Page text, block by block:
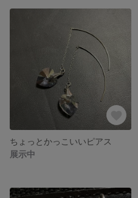
ちょっとかっこいいピアス
展示中